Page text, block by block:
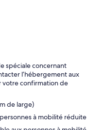
spéciale concernant
l’hébergement aux
votre confirmation de
de large)
à mobilité réduite